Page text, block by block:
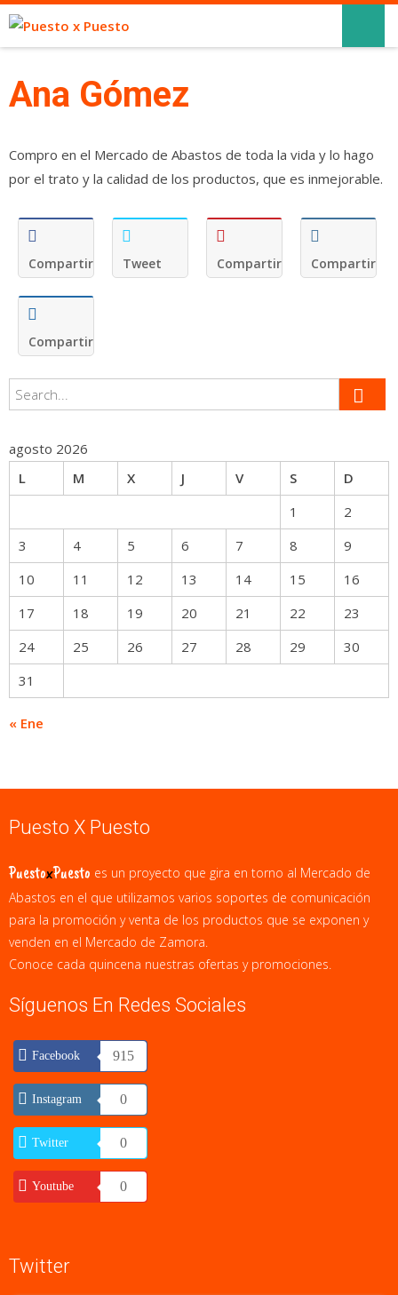
Ana Gómez
Compro en el Mercado de Abastos de toda la vida y lo hago
por el trato y la calidad de los productos, que es inmejorable.
Compartir Tweet Compartir Compartir
Compartir
agosto 2026
L
M X J V S
D
1
2
3
4 5 6 7 8
9
10
11 12 13 14 15
16
17
18 19 20 21 22
23
24
25 26 27 28 29
30
31
« Ene
Puesto X Puesto
PuestoxPuesto es un proyecto que gira en torno al Mercado de
Abastos en el que utilizamos varios soportes de comunicación
para la promoción y venta de los productos que se exponen y
venden en el Mercado de Zamora.
Conoce cada quincena nuestras ofertas y promociones.
Síguenos En Redes Sociales
Facebook 915
Instagram 0
Twitter 0
Youtube 0
Twitter